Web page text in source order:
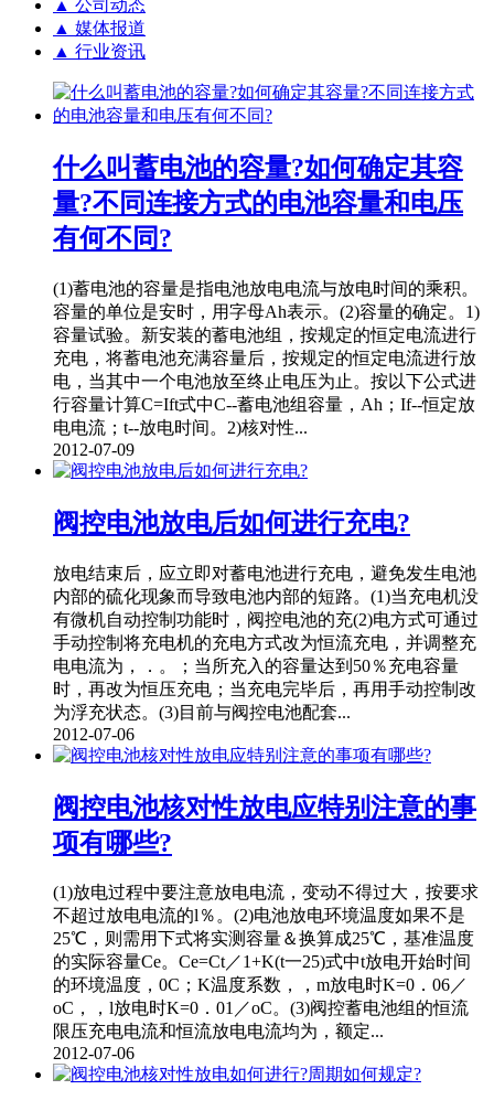
▲ 公司动态
▲ 媒体报道
▲ 行业资讯
什么叫蓄电池的容量?如何确定其容
量?不同连接方式的电池容量和电压
有何不同?
(1)蓄电池的容量是指电池放电电流与放电时间的乘积。
容量的单位是安时，用字母Ah表示。(2)容量的确定。1)
容量试验。新安装的蓄电池组，按规定的恒定电流进行
充电，将蓄电池充满容量后，按规定的恒定电流进行放
电，当其中一个电池放至终止电压为止。按以下公式进
行容量计算C=Ift式中C--蓄电池组容量，Ah；If--恒定放
电电流；t--放电时间。2)核对性...
2012-07-09
阀控电池放电后如何进行充电?
放电结束后，应立即对蓄电池进行充电，避免发生电池
内部的硫化现象而导致电池内部的短路。(1)当充电机没
有微机自动控制功能时，阀控电池的充(2)电方式可通过
手动控制将充电机的充电方式改为恒流充电，并调整充
电电流为，．。；当所充入的容量达到50％充电容量
时，再改为恒压充电；当充电完毕后，再用手动控制改
为浮充状态。(3)目前与阀控电池配套...
2012-07-06
阀控电池核对性放电应特别注意的事
项有哪些?
(1)放电过程中要注意放电电流，变动不得过大，按要求
不超过放电电流的l％。(2)电池放电环境温度如果不是
25℃，则需用下式将实测容量＆换算成25℃，基准温度
的实际容量Ce。Ce=Ct／1+K(t一25)式中t放电开始时间
的环境温度，0C；K温度系数，，m放电时K=0．06／
oC，，l放电时K=0．01／oC。(3)阀控蓄电池组的恒流
限压充电电流和恒流放电电流均为，额定...
2012-07-06